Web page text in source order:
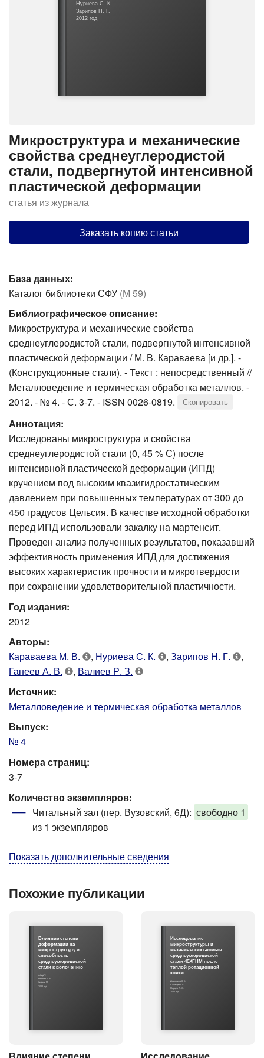
Нуриева С. К.
Зарипов Н. Г.
2012 год
Микроструктура и механические
свойства среднеуглеродистой
стали, подвергнутой интенсивной
пластической деформации
статья из журнала
Заказать копию статьи
База данных:
Каталог библиотеки СФУ (М 59)
Библиографическое описание:
Микроструктура и механические свойства
среднеуглеродистой стали, подвергнутой интенсивной
пластической деформации / М. В. Караваева [и др.]. -
(Конструкционные стали). - Текст : непосредственный //
Металловедение и термическая обработка металлов. -
2012. - № 4. - С. 3-7. - ISSN 0026-0819.
Скопировать
Аннотация:
Исследованы микроструктура и свойства
среднеуглеродистой стали (0, 45 % С) после
интенсивной пластической деформации (ИПД)
кручением под высоким квазигидростатическим
давлением при повышенных температурах от 300 до
450 градусов Цельсия. В качестве исходной обработки
перед ИПД использовали закалку на мартенсит.
Проведен анализ полученных результатов, показавший
эффективность применения ИПД для достижения
высоких характеристик прочности и микротвердости
при сохранении удовлетворительной пластичности.
Год издания:
2012
Авторы:
Караваева М. В.
, Нуриева С. К. , Зарипов Н. Г.
,
Ганеев А. В.
, Валиев Р. З.
Источник:
Металловедение и термическая обработка металлов
Выпуск:
№ 4
Номера страниц:
3-7
Количество экземпляров:
Читальный зал (пер. Вузовский, 6Д): свободно 1
из 1 экземпляров
Показать дополнительные сведения
Похожие публикации
Влияние степени
деформации на
микроструктуру и
способность
среднеуглеродистой
стали к волочению
Абид Т.
Неббар М. Ч.
Зидани М.
2022 год
Исследование
микроструктуры и
механических свойств
среднеуглеродистой
стали 40ХГНМ после
теплой ротационной
ковки
Дедюлина 0. К.
Салищев Г. А.
Перцев А. С.
2016 год